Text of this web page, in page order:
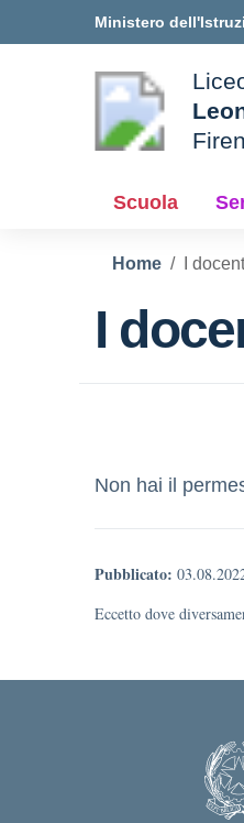
Ministero
della scuola
Scuola
Home I
I
Non hai il
Pubblicato:
Eccetto dove